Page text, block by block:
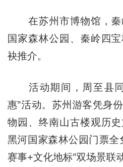
在苏州市博物馆，秦
国家森林公园、秦岭四
袂推介。
活动期间，周至县同
惠”活动。苏州游客凭身
物园、终南山古楼观历
黑河国家森林公园门票全
赛事+文化地标”双场景联动